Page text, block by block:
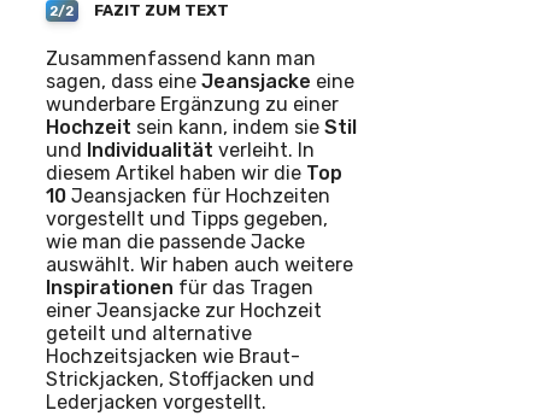
2/2 FAZIT ZUM TEXT
Zusammenfassend kann man
sagen, dass eine Jeansjacke eine
wunderbare Ergänzung zu einer
Hochzeit sein kann, indem sie Stil
und
Individualität verleiht. In
diesem Artikel haben wir die Top
10 Jeansjacken für Hochzeiten
vorgestellt und Tipps gegeben,
wie man die passende Jacke
auswählt. Wir haben auch weitere
Inspirationen für das Tragen
einer Jeansjacke zur Hochzeit
geteilt und alternative
Hochzeitsjacken wie Braut-
Strickjacken, Stoffjacken und
Lederjacken vorgestellt.